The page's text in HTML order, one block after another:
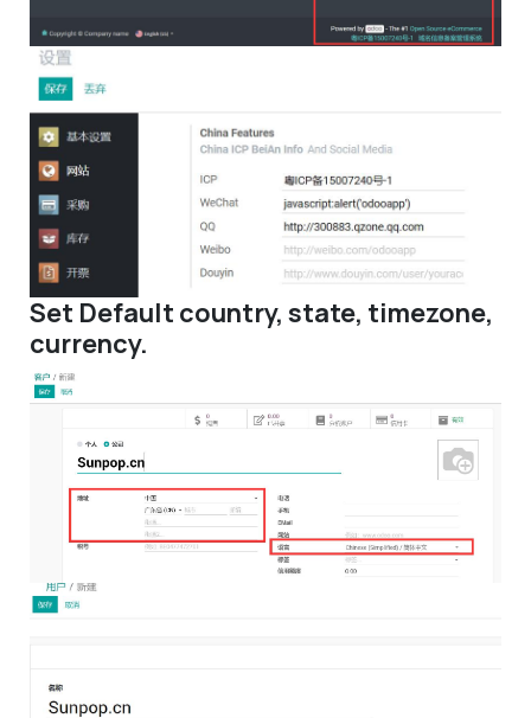
Set Default country, state, timezone,
currency.